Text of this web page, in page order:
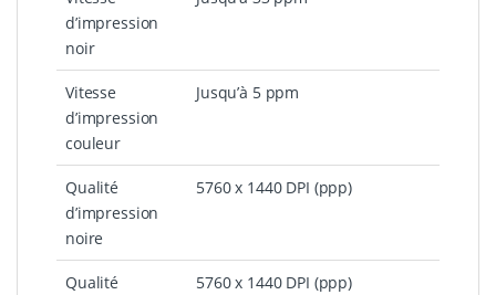
d’impression
noir
Vitesse
d’impression
couleur
Jusqu’à 5 ppm
Qualité
d’impression
noire
5760 x 1440 DPI (ppp)
Qualité
5760 x 1440 DPI (ppp)